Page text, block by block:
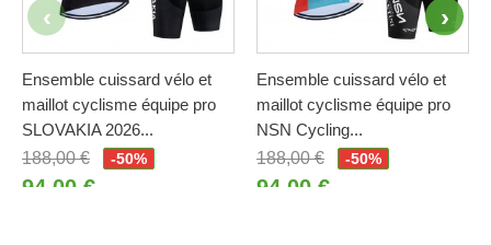
Ensemble cuissard vélo et
maillot cyclisme équipe pro
SLOVAKIA 2026...
188,00 €
-50%
94,00 €
Ensemble cuissard vélo et
maillot cyclisme équipe pro
NSN Cycling...
188,00 €
-50%
94,00 €